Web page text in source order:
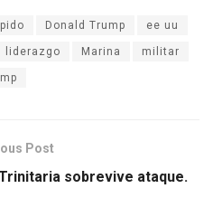
Donald Trump ee uu
liderazgo Marina militar
Post
sobrevive ataque.